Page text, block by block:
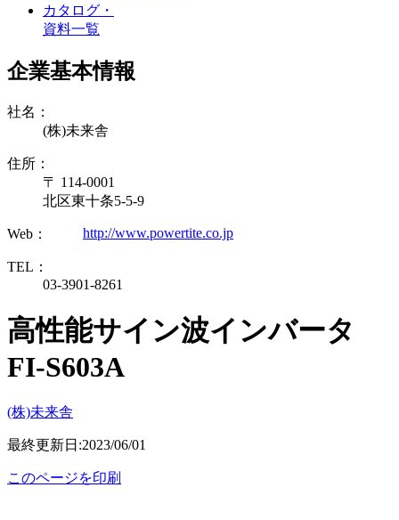
カタログ・
資料一覧
企業基本情報
社名：
(株)未来舎
住所：
〒 114-0001
北区東十条5-5-9
Web： http://www.powertite.co.jp
TEL：
03-3901-8261
高性能サイン波インバータ
FI-S603A
(株)未来舎
最終更新日:2023/06/01
このページを印刷